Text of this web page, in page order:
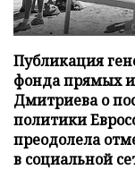
Публикация
фонда прямых
Дмитриева о
политики
преодолела
в социальной